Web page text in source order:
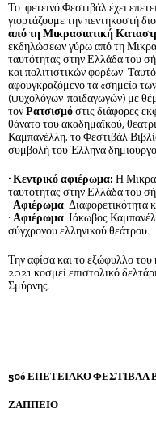
Το φετεινό Φεστιβάλ έχει
γιορτάζουμε την πεντηκοστή
από τη Μικρασιατική
εκδηλώσεων γύρω από τη
ταυτότητας στην Ελλάδα του
και πολιτιστικών φορέων.
αφουγκραζόμενο τα «σημεία
(ψυχολόγων-παιδαγωγών) με
τονΡατσισμόστις διάφορες
θάνατο του ακαδημαϊκού,
Καμπανέλλη, το Φεστιβάλ
συμβολή του Έλληνα
· Κεντρικό αφιέρωμα: Η
ταυτότητας στην Ελλάδα του
· Αφιέρωμα: Διαφορετικότητα
· Αφιέρωμα: Ιάκωβος
σύγχρονου ελληνικού θεάτρου.
Την αφίσα και το εξώφυλλο
2021 κοσμεί επιστολικό
Σμύρνης.
50ό ΕΠΕΤΕΙΑΚΟ ΦΕΣΤΙΒΑΛ
ΖΑΠΠΕΙΟ